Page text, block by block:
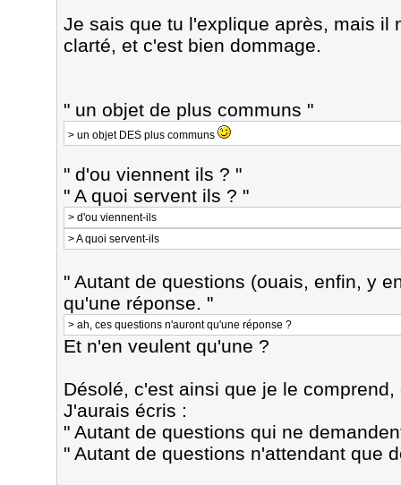
Je sais que tu l'explique après, mais il
clarté, et c'est bien dommage.
" un objet de plus communs "
> un objet DES plus communs
" d'ou viennent ils ? "
" A quoi servent ils ? "
> d'ou viennent-ils
> A quoi servent-ils
" Autant de questions (ouais, enfin, y
qu'une réponse. "
> ah, ces questions n'auront qu'une réponse ?
Et n'en veulent qu'une ?
Désolé, c'est ainsi que je le
J'aurais écris :
" Autant de questions qui ne
" Autant de questions n'attendant que